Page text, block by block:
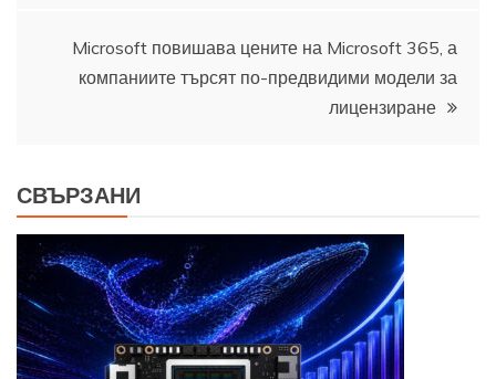
Microsoft повишава цените на Microsoft 365, а
компаниите търсят по-предвидими модели за
лицензиране
СВЪРЗАНИ